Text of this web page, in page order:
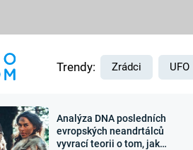
Výročí
Trendy: Zrádci UFO
Analýza DNA posledních
evropských neandrtálců
vyvrací teorii o tom, jak